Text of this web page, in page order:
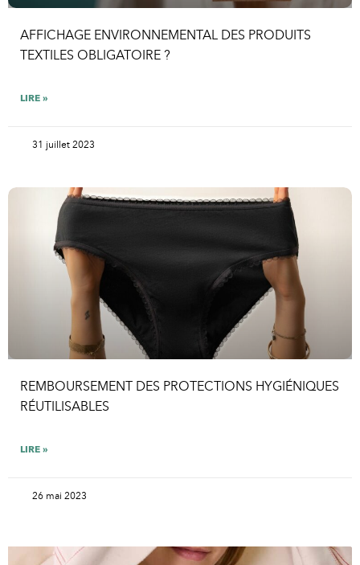
AFFICHAGE ENVIRONNEMENTAL DES PRODUITS
TEXTILES OBLIGATOIRE ?
LIRE »
31 juillet 2023
REMBOURSEMENT DES PROTECTIONS HYGIÉNIQUES
RÉUTILISABLES
LIRE »
26 mai 2023